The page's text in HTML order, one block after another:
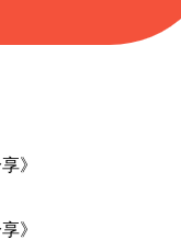
》
》